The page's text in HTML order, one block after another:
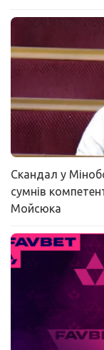
Скандал у
сумнів
Мойсюка